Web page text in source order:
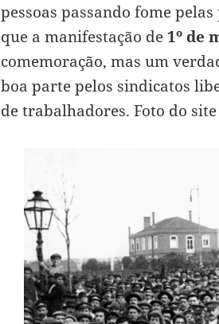
pessoas passando fome
que a manifestação de 1º de
comemoração, mas um
boa parte pelos sindicatos
de trabalhadores. Foto do